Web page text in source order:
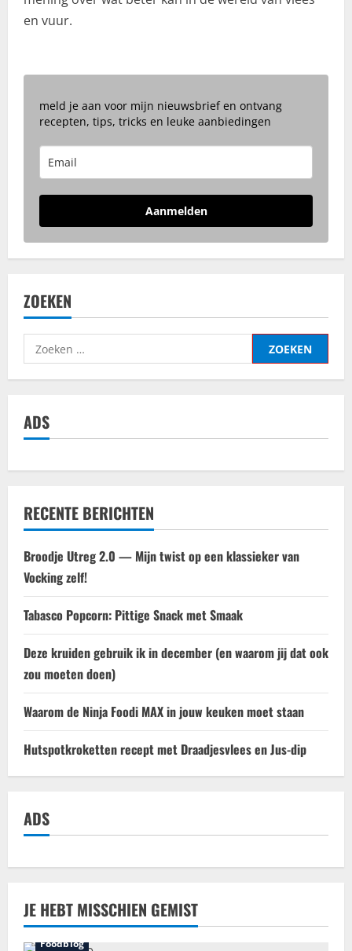
en vuur.
meld je aan voor mijn nieuwsbrief en ontvang
recepten, tips, tricks en leuke aanbiedingen
Aanmelden
ZOEKEN
Zoeken
naar:
ADS
RECENTE BERICHTEN
Broodje Utreg 2.0 — Mijn twist op een klassieker van
Vocking zelf!
Tabasco Popcorn: Pittige Snack met Smaak
Deze kruiden gebruik ik in december (en waarom jij dat ook
zou moeten doen)
Waarom de Ninja Foodi MAX in jouw keuken moet staan
Hutspotkroketten recept met Draadjesvlees en Jus-dip
ADS
JE HEBT MISSCHIEN GEMIST
Foodblog